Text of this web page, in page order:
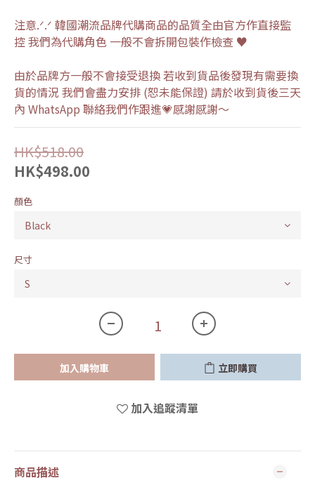
注意.ᐟ.ᐟ 韓國潮流品牌代購商品的品質全由官方作直接監
控 我們為代購角色 一般不會拆開包裝作檢查 ♥
由於品牌方一般不會接受退換 若收到貨品後發現有需要換
貨的情況 我們會盡力安排 (恕未能保證) 請於收到貨後三天
內 WhatsApp 聯絡我們作跟進💗感謝感謝～
HK$518.00
HK$498.00
顏色
尺寸
加入購物車 立即購買
加入追蹤清單
商品描述